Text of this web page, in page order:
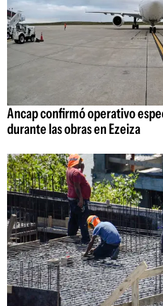
Ancap confirmó operativo
durante las obras en Ezeiza